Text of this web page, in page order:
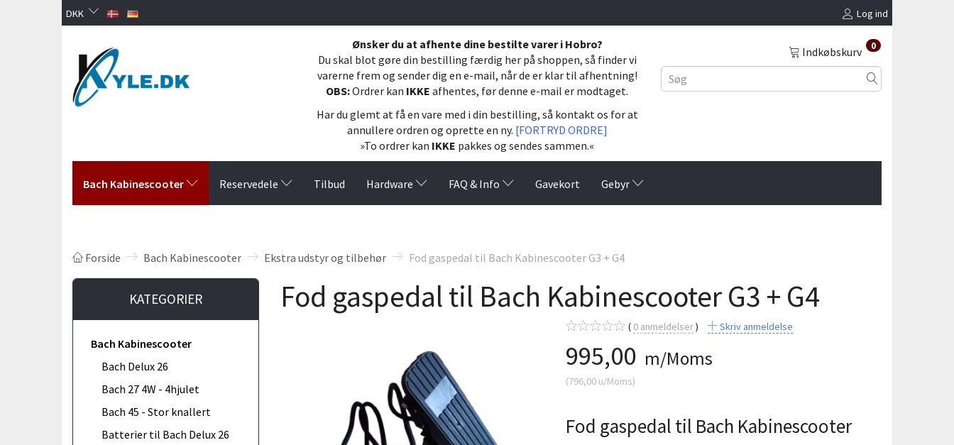
DKK Log ind
Ønsker du at afhente dine bestilte varer i Hobro?
Du skal blot gøre din bestilling færdig her på shoppen, så finder vi
varerne frem og sender dig en e-mail, når de er klar til afhentning!
OBS:Ordrer kan IKKE afhentes, før denne e-mail er modtaget.
Har du glemt at få en vare med i din bestilling, så kontakt os for at
annullere ordren og oprette en ny. [FORTRYD ORDRE]
»To ordrer kan IKKE pakkes og sendes sammen.«
Indkøbskurv 0
Bach Kabinescooter Reservedele Tilbud Hardware FAQ & Info Gavekort Gebyr
Forside Bach Kabinescooter Ekstra udstyr og tilbehør Fod gaspedal til Bach Kabinescooter G3 + G4
KATEGORIER
Bach Kabinescooter
Bach Delux 26
Bach 27 4W - 4hjulet
Bach 45 - Stor knallert
Batterier til Bach Delux 26
Fod gaspedal til Bach Kabinescooter G3 + G4
0anmeldelser Skriv anmeldelse
995,00 m/Moms
(796,00u/Moms)
Fod gaspedal til Bach Kabinescooter